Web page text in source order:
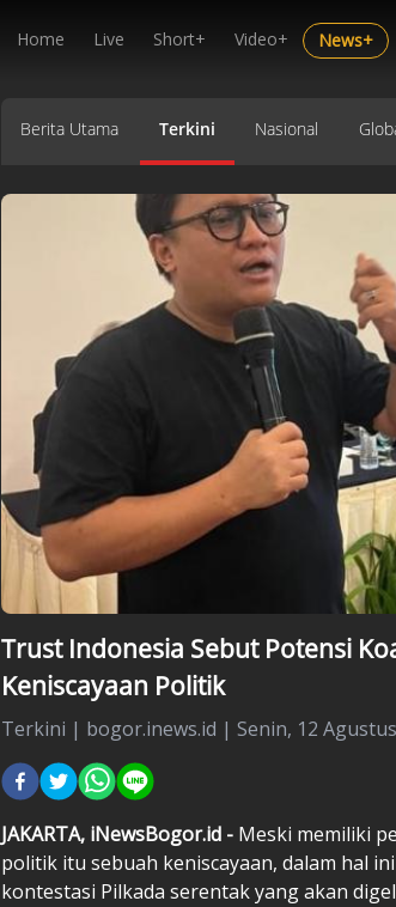
Home Live Short+ Video+ News+
Berita Utama Terkini Nasional
Trust Indonesia Sebut Potensi
Keniscayaan Politik
Terkini | bogor.inews.id | Senin, 12
JAKARTA, iNewsBogor.id - Meski memiliki
politik itu sebuah keniscayaan, dalam hal
kontestasi Pilkada serentak yang akan